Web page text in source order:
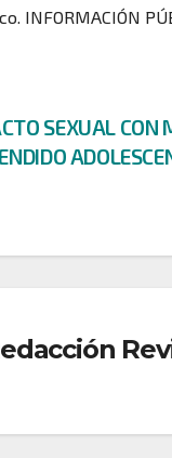
INFORMACIÓN
SEXUAL CON